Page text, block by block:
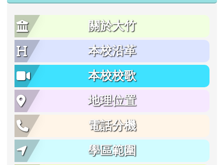
關於大竹
本校沿革
本校校歌
地理位置
電話分機
學區範圍